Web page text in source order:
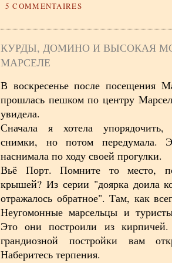
5 COMMENTAIRES
КУРДЫ, ДОМИНО И ВЫСОКАЯ
МАРСЕЛЕ
В воскресенье после посещения
прошлась пешком по центру
увидела.
Сначала я хотела упорядочить,
снимки, но потом передумала.
наснимала по ходу своей прогулки.
Вьё Порт. Помните то место,
крышей? Из серии "доярка доила
отражалось обратное". Там, как
Неугомонные марсельцы и
Это они построили из кирпичей.
грандиозной постройки вам
Наберитесь терпения.